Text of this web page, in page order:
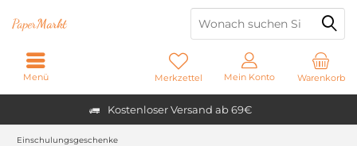
Kostenloser Versand ab 69€
PaperMarkt
Warenkorb
Merkzettel Mein Konto
Menü
Einschulungsgeschenke